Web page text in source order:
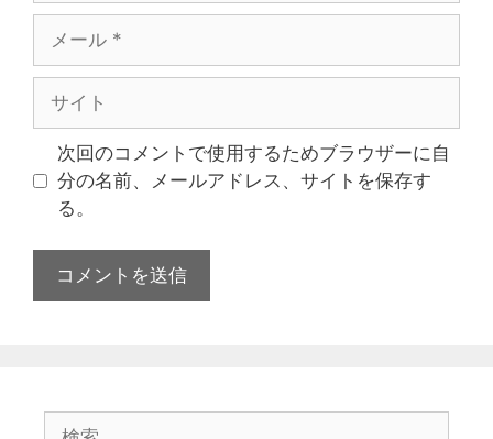
次回のコメントで使用するためブラウザーに自
分の名前、メールアドレス、サイトを保存す
る。